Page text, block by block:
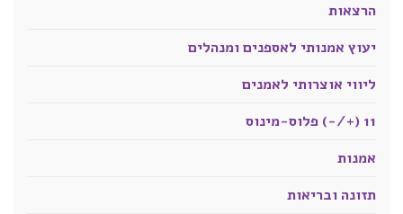
הרצאות
יעוץ אמנותי לאספנים ומנהלים
ליווי אוצרותי לאמנים
11 (+/-) פלוס-מינוס
אמנות
תזונה ובריאות